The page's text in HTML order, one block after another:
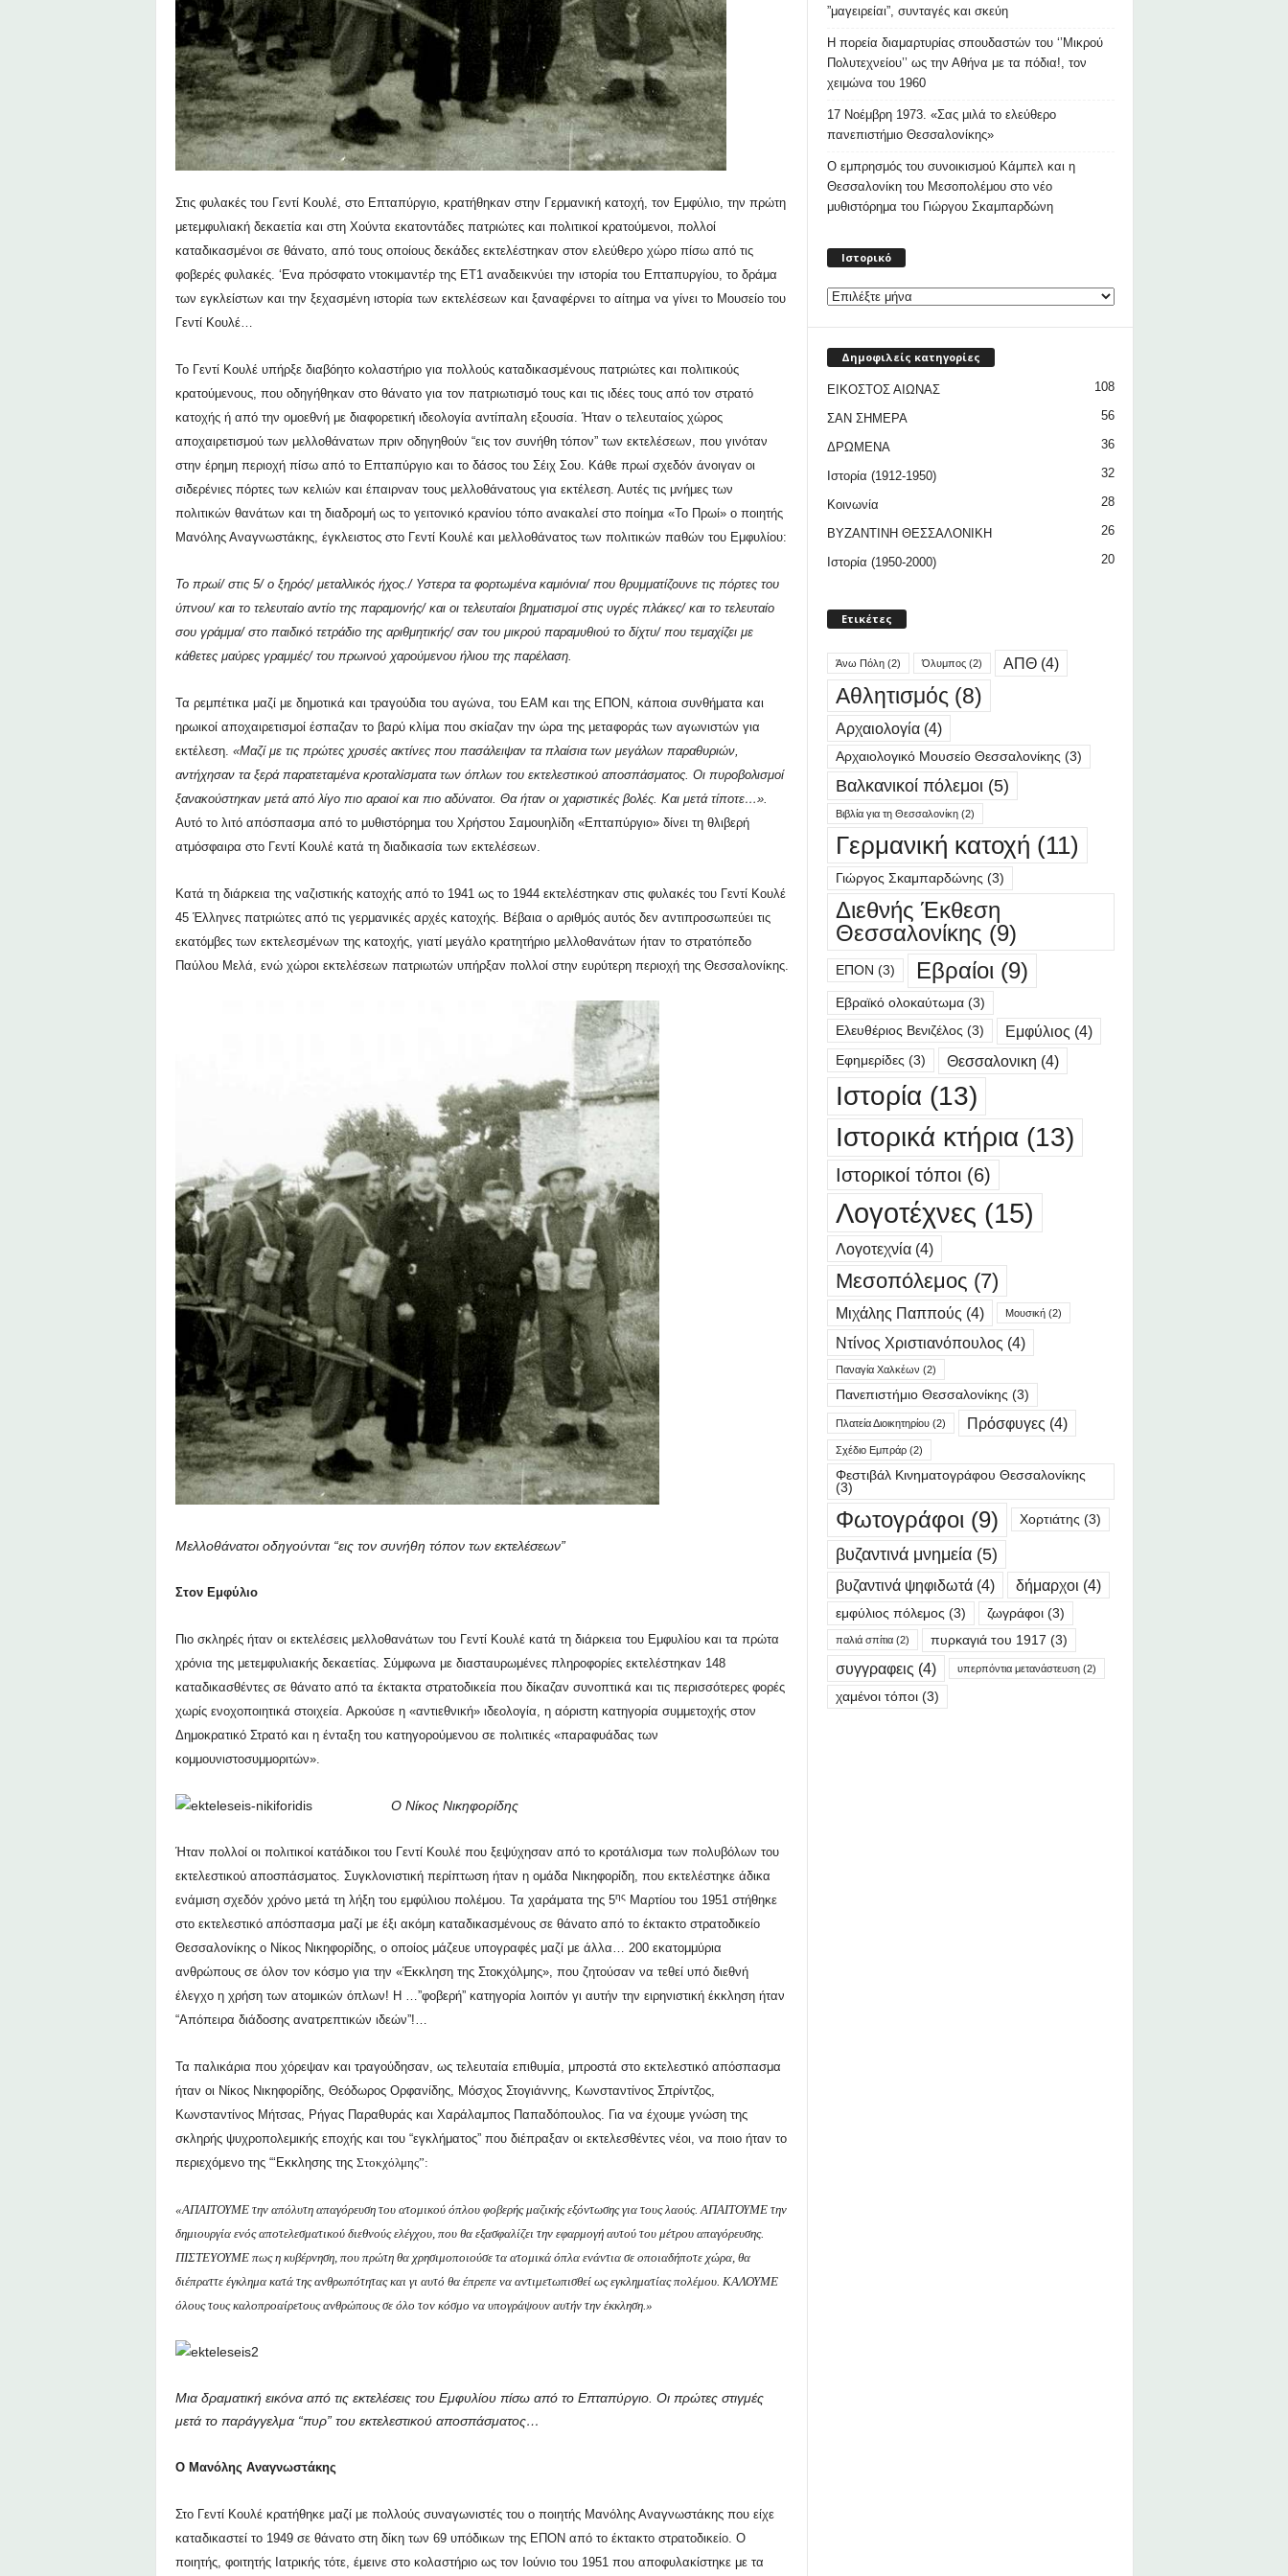
Στις φυλακές του Γεντί Κουλέ, στο Επταπύργιο, κρατήθηκαν στην Γερμανική κατοχή, τον Eμφύλιο, την πρώτη
μετεμφυλιακή δεκαετία και στη Χούντα εκατοντάδες πατριώτες και πολιτικοί κρατούμενοι, πολλοί
καταδικασμένοι σε θάνατο, από τους οποίους δεκάδες εκτελέστηκαν στον ελεύθερο χώρο πίσω από τις
φοβερές φυλακές. ‘Ενα πρόσφατο ντοκιμαντέρ της ΕΤ1 αναδεικνύει την ιστορία του Επταπυργίου, το δράμα
των εγκλείστων και την ξεχασμένη ιστορία των εκτελέσεων και ξαναφέρνει το αίτημα να γίνει το Μουσείο του
Γεντί Κουλέ…
Το Γεντί Κουλέ υπήρξε διαβόητο κολαστήριο για πολλούς καταδικασμένους πατριώτες και πολιτικούς
κρατούμενους, που οδηγήθηκαν στο θάνατο για τον πατριωτισμό τους και τις ιδέες τους από τον στρατό
κατοχής ή από την ομοεθνή με διαφορετική ιδεολογία αντίπαλη εξουσία. Ήταν ο τελευταίος χώρος
αποχαιρετισμού των μελλοθάνατων πριν οδηγηθούν “εις τον συνήθη τόπον” των εκτελέσεων, που γινόταν
στην έρημη περιοχή πίσω από το Επταπύργιο και το δάσος του Σέιχ Σου. Κάθε πρωί σχεδόν άνοιγαν οι
σιδερένιες πόρτες των κελιών και έπαιρναν τους μελλοθάνατους για εκτέλεση. Αυτές τις μνήμες των
πολιτικών θανάτων και τη διαδρομή ως το γειτονικό κρανίου τόπο ανακαλεί στο ποίημα «Το Πρωί» ο ποιητής
Μανόλης Αναγνωστάκης, έγκλειστος στο Γεντί Κουλέ και μελλοθάνατος των πολιτικών παθών του Εμφυλίου:
Το πρωί/ στις 5/ ο ξηρός/ μεταλλικός ήχος./ Υστερα τα φορτωμένα καμιόνια/ που θρυμματίζουνε τις πόρτες του
ύπνου/ και το τελευταίο αντίο της παραμονής/ και οι τελευταίοι βηματισμοί στις υγρές πλάκες/ και το τελευταίο
σου γράμμα/ στο παιδικό τετράδιο της αριθμητικής/ σαν του μικρού παραμυθιού το δίχτυ/ που τεμαχίζει με
κάθετες μαύρες γραμμές/ του πρωινού χαρούμενου ήλιου της παρέλαση.
Τα ρεμπέτικα μαζί με δημοτικά και τραγούδια του αγώνα, του ΕΑΜ και της ΕΠΟΝ, κάποια συνθήματα και
ηρωικοί αποχαιρετισμοί έσπαζαν το βαρύ κλίμα που σκίαζαν την ώρα της μεταφοράς των αγωνιστών για
εκτέλεση. «Μαζί με τις πρώτες χρυσές ακτίνες που πασάλειψαν τα πλαίσια των μεγάλων παραθυριών,
αντήχησαν τα ξερά παρατεταμένα κροταλίσματα των όπλων του εκτελεστικού αποσπάσματος. Οι πυροβολισμοί
ξανακούστηκαν μετά από λίγο πιο αραιοί και πιο αδύνατοι. Θα ήταν οι χαριστικές βολές. Και μετά τίποτε…».
Αυτό το λιτό απόσπασμα από το μυθιστόρημα του Χρήστου Σαμουηλίδη «Επταπύργιο» δίνει τη θλιβερή
ατμόσφαιρα στο Γεντί Κουλέ κατά τη διαδικασία των εκτελέσεων.
Κατά τη διάρκεια της ναζιστικής κατοχής από το 1941 ως το 1944 εκτελέστηκαν στις φυλακές του Γεντί Κουλέ
45 Έλληνες πατριώτες από τις γερμανικές αρχές κατοχής. Βέβαια ο αριθμός αυτός δεν αντιπροσωπεύει τις
εκατόμβες των εκτελεσμένων της κατοχής, γιατί μεγάλο κρατητήριο μελλοθανάτων ήταν το στρατόπεδο
Παύλου Μελά, ενώ χώροι εκτελέσεων πατριωτών υπήρξαν πολλοί στην ευρύτερη περιοχή της Θεσσαλονίκης.
Μελλοθάνατοι οδηγούνται “εις τον συνήθη τόπον των εκτελέσεων”
Στον Eμφύλιο
Πιο σκληρές ήταν οι εκτελέσεις μελλοθανάτων του Γεντί Κουλέ κατά τη διάρκεια του Εμφυλίου και τα πρώτα
χρόνια της μετεμφυλιακής δεκαετίας. Σύμφωνα με διασταυρωμένες πληροφορίες εκτελέστηκαν 148
καταδικασθέντες σε θάνατο από τα έκτακτα στρατοδικεία που δίκαζαν συνοπτικά και τις περισσότερες φορές
χωρίς ενοχοποιητικά στοιχεία. Αρκούσε η «αντιεθνική» ιδεολογία, η αόριστη κατηγορία συμμετοχής στον
Δημοκρατικό Στρατό και η ένταξη του κατηγορούμενου σε πολιτικές «παραφυάδας των
κομμουνιστοσυμμοριτών».
Ο Νίκος Νικηφορίδης
Ήταν πολλοί οι πολιτικοί κατάδικοι του Γεντί Κουλέ που ξεψύχησαν από το κροτάλισμα των πολυβόλων του
εκτελεστικού αποσπάσματος. Συγκλονιστική περίπτωση ήταν η ομάδα Νικηφορίδη, που εκτελέστηκε άδικα
ενάμιση σχεδόν χρόνο μετά τη λήξη του εμφύλιου πολέμου. Τα χαράματα της 5ηςΜαρτίου του 1951 στήθηκε
στο εκτελεστικό απόσπασμα μαζί με έξι ακόμη καταδικασμένους σε θάνατο από το έκτακτο στρατοδικείο
Θεσσαλονίκης ο Νίκος Νικηφορίδης, ο οποίος μάζευε υπογραφές μαζί με άλλα… 200 εκατομμύρια
ανθρώπους σε όλον τον κόσμο για την «Έκκληση της Στοκχόλμης», που ζητούσαν να τεθεί υπό διεθνή
έλεγχο η χρήση των ατομικών όπλων! Η …”φοβερή” κατηγορία λοιπόν γι αυτήν την ειρηνιστική έκκληση ήταν
“Απόπειρα διάδοσης ανατρεπτικών ιδεών”!…
Τα παλικάρια που χόρεψαν και τραγούδησαν, ως τελευταία επιθυμία, μπροστά στο εκτελεστικό απόσπασμα
ήταν οι Νίκος Νικηφορίδης, Θεόδωρος Ορφανίδης, Μόσχος Στογιάννης, Κωνσταντίνος Σπρίντζος,
Κωνσταντίνος Μήτσας, Ρήγας Παραθυράς και Χαράλαμπος Παπαδόπουλος. Για να έχουμε γνώση της
σκληρής ψυχροπολεμικής εποχής και του “εγκλήματος” που διέπραξαν οι εκτελεσθέντες νέοι, να ποιο ήταν το
περιεχόμενο της “‘Εκκλησης της Στοκχόλμης”:
«ΑΠΑΙΤΟΥΜΕ την απόλυτη απαγόρευση του ατομικού όπλου φοβερής μαζικής εξόντωσης για τους λαούς. ΑΠΑΙΤΟΥΜΕ την
δημιουργία ενός αποτελεσματικού διεθνούς ελέγχου, που θα εξασφαλίζει την εφαρμογή αυτού του μέτρου απαγόρευσης.
ΠΙΣΤΕΥΟΥΜΕ πως η κυβέρνηση, που πρώτη θα χρησιμοποιούσε τα ατομικά όπλα ενάντια σε οποιαδήποτε χώρα, θα
διέπραττε έγκλημα κατά της ανθρωπότητας και γι αυτό θα έπρεπε να αντιμετωπισθεί ως εγκληματίας πολέμου. ΚΑΛΟΥΜΕ
όλους τους καλοπροαίρετους ανθρώπους σε όλο τον κόσμο να υπογράψουν αυτήν την έκκληση.»
Μια δραματική εικόνα από τις εκτελέσεις του Εμφυλίου πίσω από το Επταπύργιο. Οι πρώτες στιγμές
μετά το παράγγελμα “πυρ” του εκτελεστικού αποσπάσματος…
Ο Μανόλης Αναγνωστάκης
Στο Γεντί Κουλέ κρατήθηκε μαζί με πολλούς συναγωνιστές του ο ποιητής Μανόλης Αναγνωστάκης που είχε
καταδικαστεί το 1949 σε θάνατο στη δίκη των 69 υπόδικων της ΕΠΟΝ από το έκτακτο στρατοδικείο. Ο
ποιητής, φοιτητής Ιατρικής τότε, έμεινε στο κολαστήριο ως τον Ιούνιο του 1951 που αποφυλακίστηκε με τα
”μαγειρείαι”, συνταγές και σκεύη
Η πορεία διαμαρτυρίας σπουδαστών του ‘’Μικρού
Πολυτεχνείου’’ ως την Αθήνα με τα πόδια!, τον
χειμώνα του 1960
17 Νοέμβρη 1973. «Σας μιλά το ελεύθερο
πανεπιστήμιο Θεσσαλονίκης»
Ο εμπρησμός του συνοικισμού Κάμπελ και η
Θεσσαλονίκη του Μεσοπολέμου στο νέο
μυθιστόρημα του Γιώργου Σκαμπαρδώνη
Ιστορικό
Δημοφιλείς κατηγορίες
ΕΙΚΟΣΤΟΣ ΑΙΩΝΑΣ 108
ΣΑΝ ΣΗΜΕΡΑ 56
ΔΡΩΜΕΝΑ 36
Ιστορία (1912-1950) 32
Κοινωνία 28
ΒΥΖΑΝΤΙΝΗ ΘΕΣΣΑΛΟΝΙΚΗ 26
Ιστορία (1950-2000) 20
Ετικέτες
Άνω Πόλη(2) Όλυμπος(2) ΑΠΘ(4)
Αθλητισμός (8)
Αρχαιολογία(4)
Αρχαιολογικό Μουσείο Θεσσαλονίκης (3)
Βαλκανικοί πόλεμοι (5)
Βιβλία για τη Θεσσαλονίκη(2)
Γερμανική κατοχή (11)
Γιώργος Σκαμπαρδώνης (3)
Διεθνής Έκθεση
Θεσσαλονίκης (9)
ΕΠΟΝ (3) Εβραίοι (9)
Εβραϊκό ολοκαύτωμα(3)
Ελευθέριος Βενιζέλος (3) Εμφύλιος (4)
Εφημερίδες (3) Θεσσαλονικη (4)
Ιστορία(13)
Ιστορικά κτήρια(13)
Ιστορικοί τόποι(6)
Λογοτέχνες (15)
Λογοτεχνία(4)
Μεσοπόλεμος (7)
Μιχάλης Παππούς (4) Μουσική(2)
Ντίνος Χριστιανόπουλος (4)
Παναγία Χαλκέων (2)
Πανεπιστήμιο Θεσσαλονίκης (3)
Πλατεία Διοικητηρίου(2) Πρόσφυγες (4)
Σχέδιο Εμπράρ(2)
Φεστιβάλ Κινηματογράφου Θεσσαλονίκης
(3)
Φωτογράφοι (9) Χορτιάτης (3)
βυζαντινά μνημεία(5)
βυζαντινά ψηφιδωτά(4) δήμαρχοι (4)
εμφύλιος πόλεμος (3) ζωγράφοι(3)
παλιά σπίτια(2) πυρκαγιά του 1917 (3)
συγγραφεις (4) υπερπόντια μετανάστευση(2)
χαμένοι τόποι(3)